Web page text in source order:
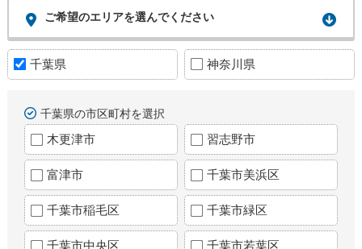
ご希望のエリアを選んでください
千葉県 神奈川県
千葉県の市区町村を選択
木更津市 習志野市
富津市 千葉市美浜区
千葉市稲毛区 千葉市緑区
千葉市中央区 千葉市若葉区